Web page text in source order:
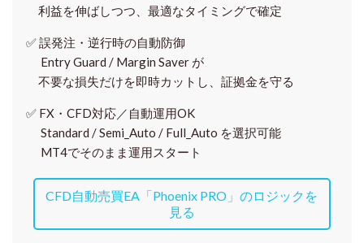
利益を伸ばしつつ、最適なタイミングで確定
✅誤発注・逆行時の自動防御
Entry Guard / Margin Saver が
不要な損失だけを即時カットし、証拠金を守る
✅ FX・CFD対応／自動運用OK
Standard / Semi_Auto / Full_Auto を選択可能
MT4でそのまま運用スタート
CFD自動売買EA「Phoenix PRO」のロジックを
見る